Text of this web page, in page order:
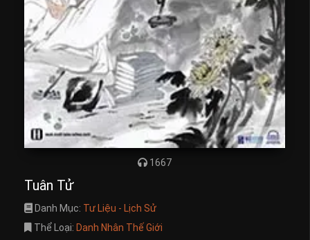
1667
Tuân Tử
Danh Mục: Tư Liệu - Lịch Sử
Thể Loại: Danh Nhân Thế Giới